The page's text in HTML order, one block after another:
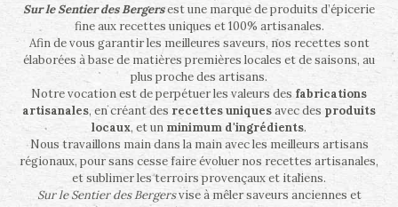
Sur le Sentier des Bergersest une marque de produits d’épicerie
fine aux recettes uniques et 100% artisanales.
Afin de vous garantir les meilleures saveurs, nos recettes sont
élaborées à base de matières premières locales et de saisons, au
plus proche des artisans.
Notre vocation est de perpétuer les valeurs des fabrications
artisanales, en créant des recettes uniquesavec des produits
locaux, et un minimum d'ingrédients.
Nous travaillons main dans la main avec les meilleurs artisans
régionaux, pour sans cesse faire évoluer nos recettes artisanales,
et sublimer les terroirs provençaux et italiens.
Sur le Sentier des Bergersvise à mêler saveurs anciennes et